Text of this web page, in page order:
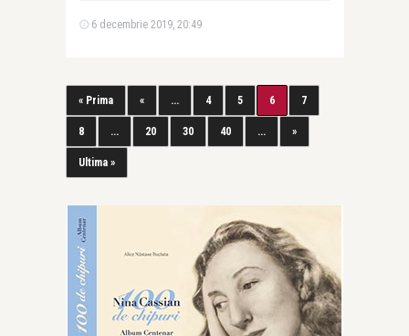
6 decembrie 2019, 20:49
« Prima « ... 4 5 6 7
8 ... 20 30 40 ... »
Ultima »